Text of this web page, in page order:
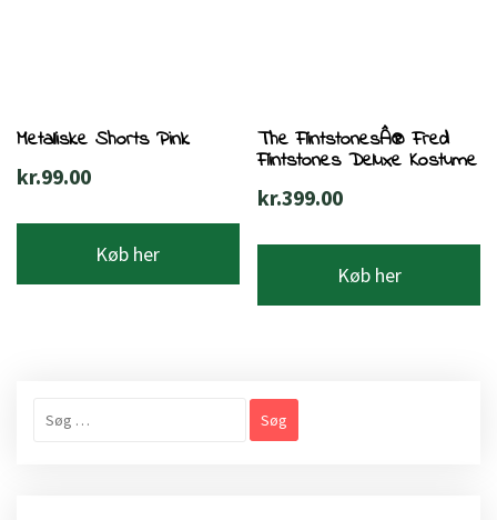
Metalliske Shorts Pink
kr.99.00
Køb her
The FlintstonesÂ® Fred
Flintstones Deluxe Kostume
kr.399.00
Køb her
efter: